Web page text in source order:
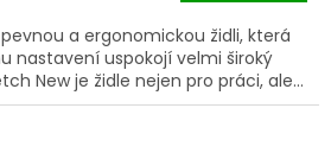
a ergonomickou židli, která
nastavení uspokojí velmi široký
New je židle nejen pro práci, ale...